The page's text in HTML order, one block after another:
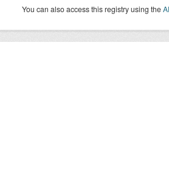
You can also access this registry using the